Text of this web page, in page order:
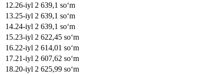
12.26-iyl 2 639,1 soʻm
13.25-iyl 2 639,1 soʻm
14.24-iyl 2 639,1 soʻm
15.23-iyl 2 622,45 soʻm
16.22-iyl 2 614,01 soʻm
17.21-iyl 2 607,62 soʻm
18.20-iyl 2 625,99 soʻm